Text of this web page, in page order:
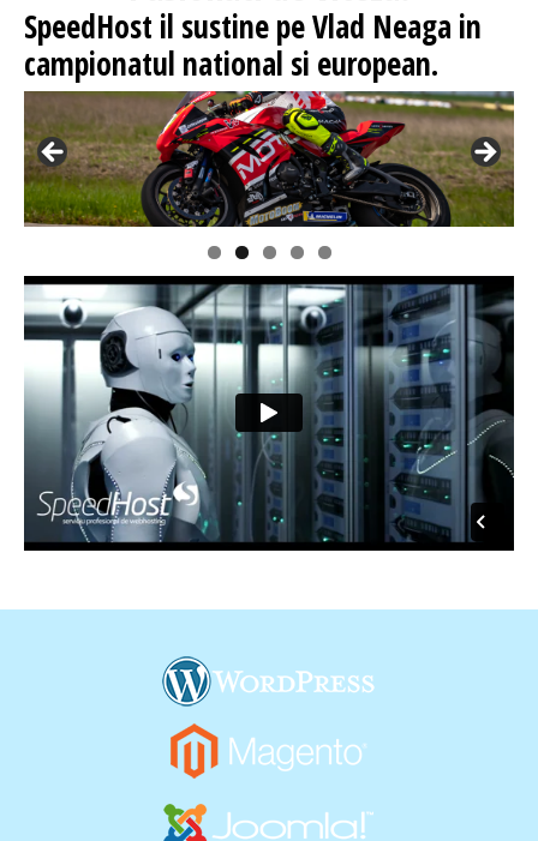
SpeedHost il sustine pe Vlad Neaga in
campionatul national si european.